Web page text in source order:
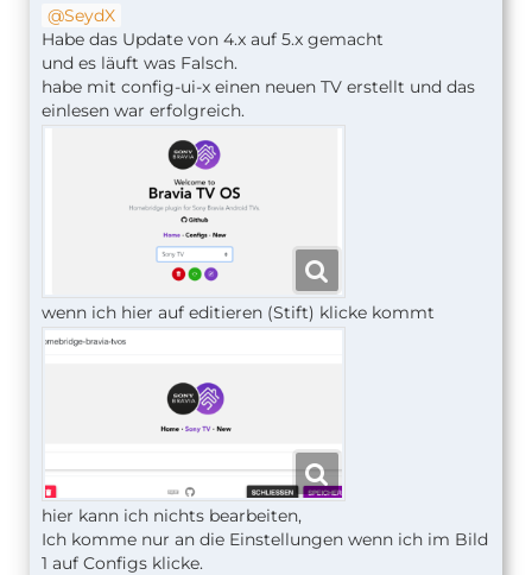
SeydX
Habe das Update von 4.x auf 5.x gemacht
und es läuft was Falsch.
habe mit config-ui-x einen neuen TV erstellt und das
einlesen war erfolgreich.
wenn ich hier auf editieren (Stift) klicke kommt
hier kann ich nichts bearbeiten,
Ich komme nur an die Einstellungen wenn ich im Bild
1 auf Configs klicke.